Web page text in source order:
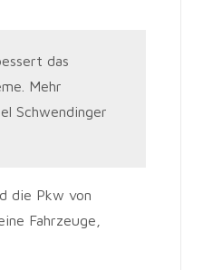
das
Mehr
Schwendinger
die Pkw von
Fahrzeuge,